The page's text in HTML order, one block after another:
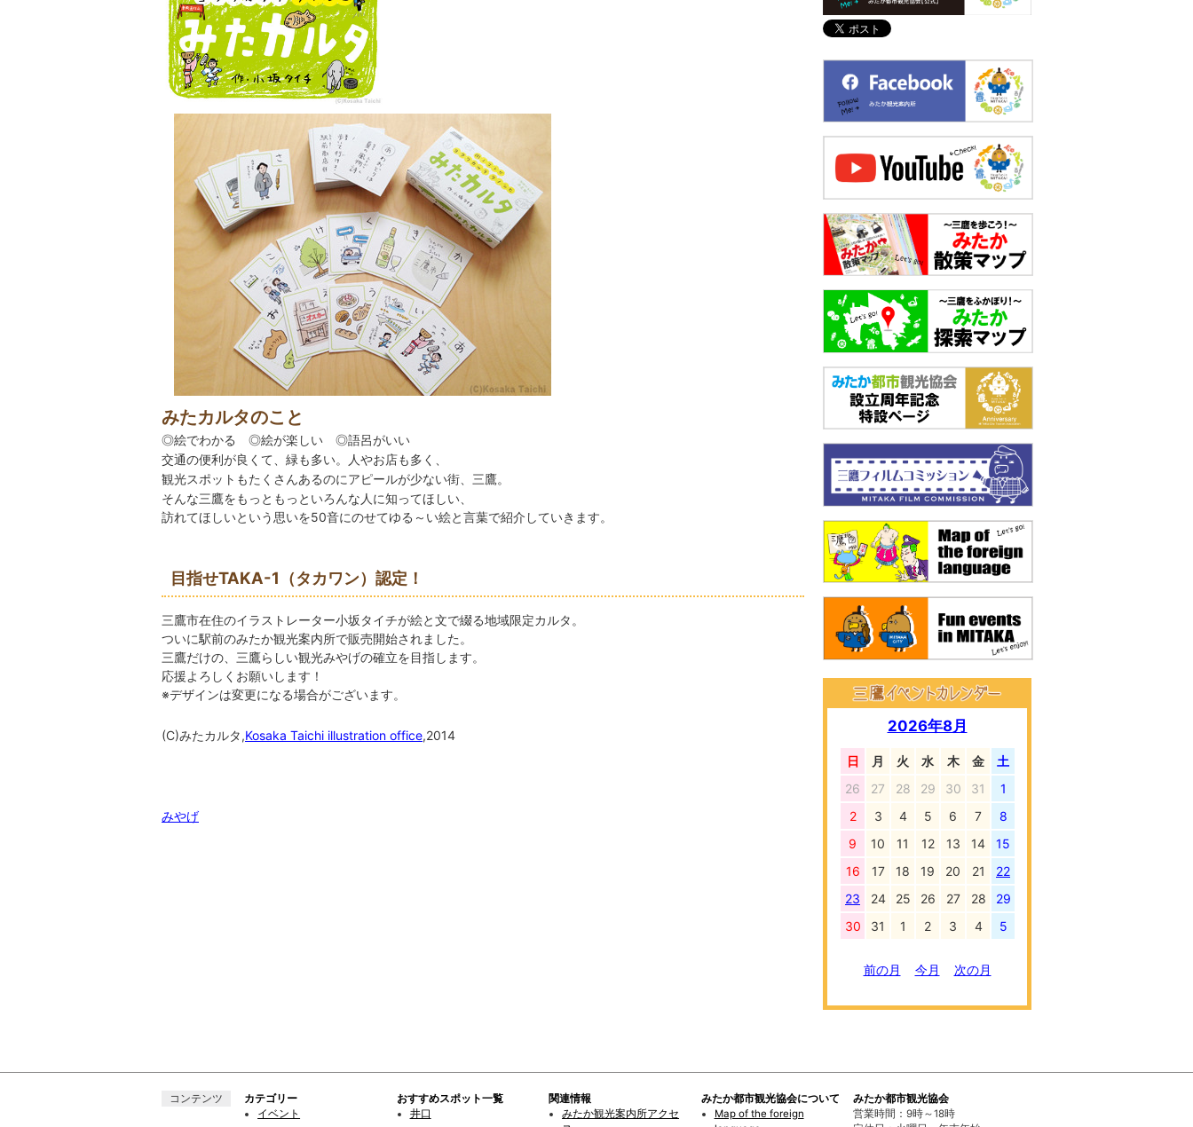
みたカルタのこと
◎絵でわかる ◎絵が楽しい ◎語呂がいい
交通の便利が良くて、緑も多い。人やお店も多く、
観光スポットもたくさんあるのにアピールが少ない街、三鷹。
そんな三鷹をもっともっといろんな人に知ってほしい、
訪れてほしいという思いを50音にのせてゆる～い絵と言葉で紹介していきます。
目指せTAKA-1（タカワン）認定！
三鷹市在住のイラストレーター小坂タイチが絵と文で綴る地域限定カルタ。
ついに駅前のみたか観光案内所で販売開始されました。
三鷹だけの、三鷹らしい観光みやげの確立を目指します。
応援よろしくお願いします！
※デザインは変更になる場合がございます。
(C)みたカルタ,Kosaka Taichi illustration office,2014
みやげ
2026年8月
日 月 火 水 木 金
土
26
27 28 29 30 31
1
2
3 4 5 6 7
8
9
10 11 12 13 14
15
16
17 18 19 20 21
22
23
24 25 26 27 28
29
30
31 1 2 3 4 5
前の月 今月 次の月
コンテンツ カテゴリー
イベント
おすすめスポット一覧
井口
関連情報
みたか観光案内所アクセ
みたか都市観光協会について
Map of the foreign
みたか都市観光協会
営業時間：9時～18時